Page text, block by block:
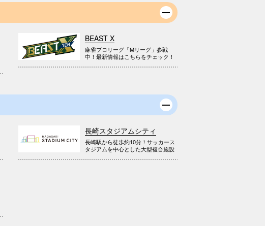
BEAST X
麻雀プロリーグ「Mリーグ」参戦
中！最新情報はこちらをチェック！
長崎スタジアムシティ
長崎駅から徒歩約10分！サッカース
タジアムを中心とした大型複合施設